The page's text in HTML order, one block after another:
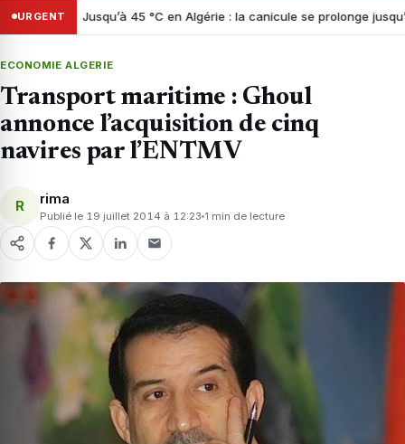
URGENT
Italie Jusqu’à 45 °C en Algérie : la canicule se prolonge jusqu’à
ECONOMIE ALGERIE
Transport maritime : Ghoul
annonce l’acquisition de cinq
navires par l’ENTMV
R rima
Publié le 19 juillet 2014 à 12:23 1 min de lecture